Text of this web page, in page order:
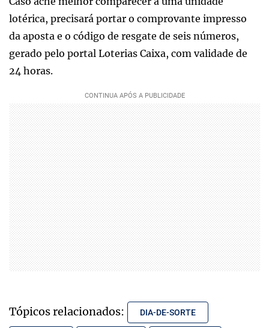
lotérica, precisará portar o comprovante impresso
da aposta e o código de resgate de seis números,
gerado pelo portal Loterias Caixa, com validade de
24 horas.
Tópicos relacionados: DIA-DE-SORTE